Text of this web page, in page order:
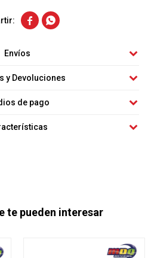
 
Envíos
y Devoluciones
de pago
te pueden interesar